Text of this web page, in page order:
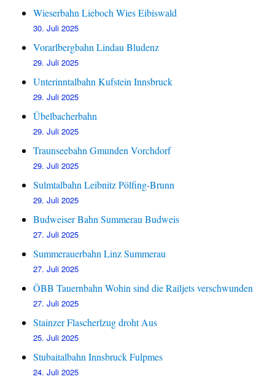
Wieserbahn Lieboch Wies Eibiswald
30. Juli 2025
Vorarlbergbahn Lindau Bludenz
29. Juli 2025
Unterinntalbahn Kufstein Innsbruck
29. Juli 2025
Übelbacherbahn
29. Juli 2025
Traunseebahn Gmunden Vorchdorf
29. Juli 2025
Sulmtalbahn Leibnitz Pölfing-Brunn
29. Juli 2025
Budweiser Bahn Summerau Budweis
27. Juli 2025
Summerauerbahn Linz Summerau
27. Juli 2025
ÖBB Tauernbahn Wohin sind die Railjets verschwunden
27. Juli 2025
Stainzer Flascherlzug droht Aus
25. Juli 2025
Stubaitalbahn Innsbruck Fulpmes
24. Juli 2025